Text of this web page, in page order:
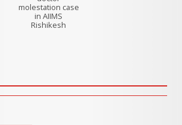
molestation case
in AIIMS
Rishikesh